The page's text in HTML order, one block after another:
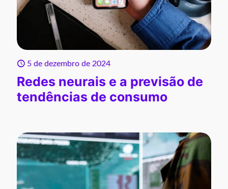
5 de dezembro de 2024
Redes neurais e a previsão de
tendências de consumo